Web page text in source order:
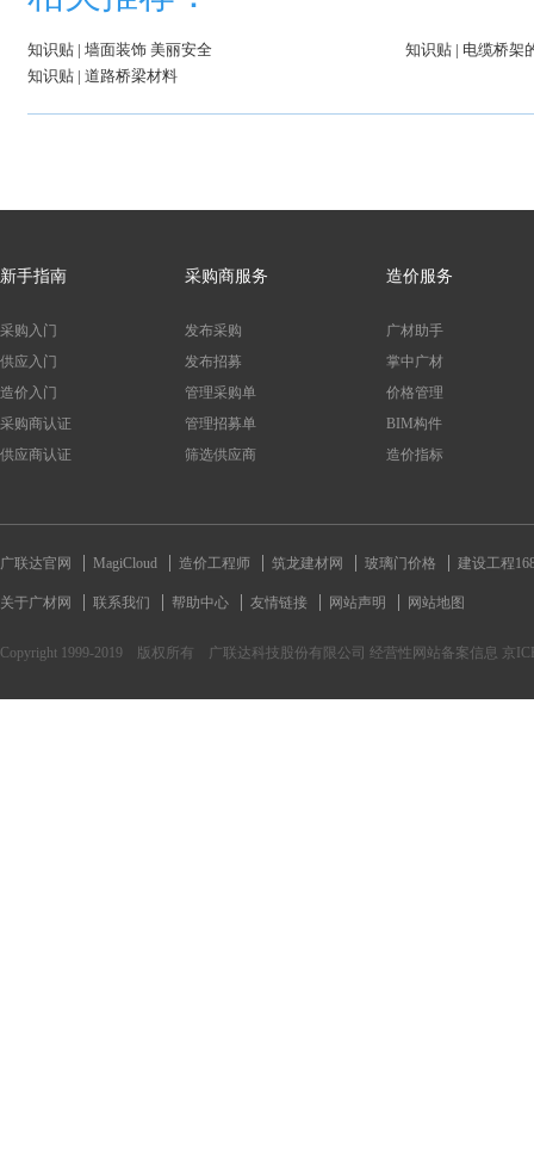
知识贴 | 墙面装饰 美丽安全
知识贴 | 电缆桥架
知识贴 | 道路桥梁材料
新手指南
采购入门
供应入门
造价入门
采购商认证
供应商认证
采购商服务
发布采购
发布招募
管理采购单
管理招募单
筛选供应商
造价服务
广材助手
掌中广材
价格管理
BIM构件
造价指标
广联达官网 MagiCloud 造价工程师 筑龙建材网 玻璃门价格 建设工程
关于广材网 联系我们 帮助中心 友情链接 网站声明 网站地图
Copyright 1999-2019 版权所有 广联达科技股份有限公司 经营性网站备案信息 京